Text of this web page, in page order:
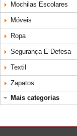
Mochilas Escolares
Móveis
Ropa
Segurança E Defesa
Textil
Zapatos
Mais categorias